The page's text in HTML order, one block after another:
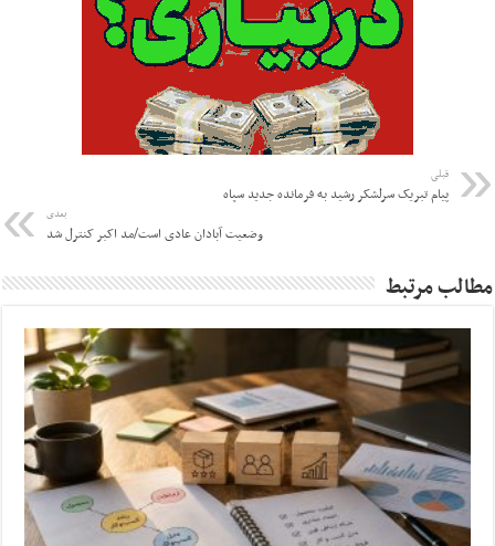
قبلی
پیام تبریک سرلشکر رشید به فرمانده جدید سپاه
بعدی
وضعیت آبادان عادی است/مد اکبر کنترل شد
مطالب مرتبط